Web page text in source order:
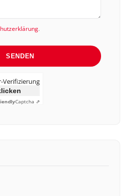
.
SENDEN
Verifizierung
Captcha ⇗